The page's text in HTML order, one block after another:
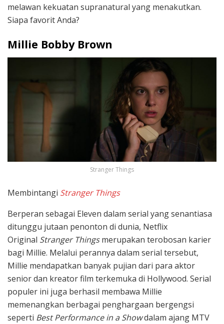
melawan kekuatan supranatural yang menakutkan.
Siapa favorit Anda?
Millie Bobby Brown
Stranger Things
Membintangi Stranger Things
Berperan sebagai Eleven dalam serial yang senantiasa
ditunggu jutaan penonton di dunia, Netflix
Original Stranger Thingsmerupakan terobosan karier
bagi Millie. Melalui perannya dalam serial tersebut,
Millie mendapatkan banyak pujian dari para aktor
senior dan kreator film terkemuka di Hollywood. Serial
populer ini juga berhasil membawa Millie
memenangkan berbagai penghargaan bergengsi
seperti Best Performance in a Showdalam ajang MTV